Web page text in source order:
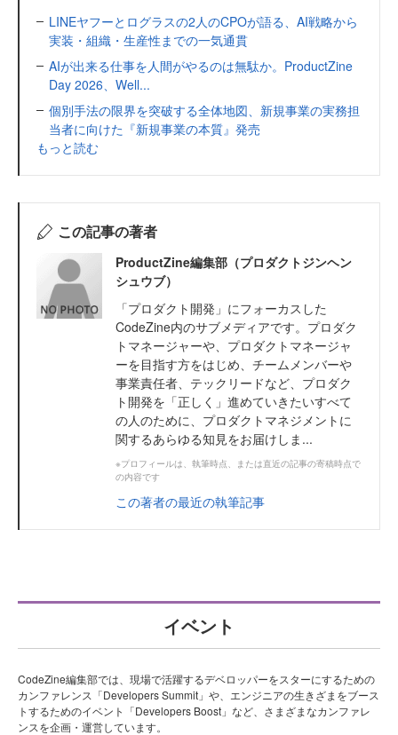
LINEヤフーとログラスの2人のCPOが語る、AI戦略から
実装・組織・生産性までの一気通貫
AIが出来る仕事を人間がやるのは無駄か。ProductZine
Day 2026、Well...
個別手法の限界を突破する全体地図、新規事業の実務担
当者に向けた『新規事業の本質』発売
もっと読む
この記事の著者
ProductZine編集部（プロダクトジンヘン
シュウブ）
「プロダクト開発」にフォーカスした
CodeZine内のサブメディアです。プロダク
トマネージャーや、プロダクトマネージャ
ーを目指す方をはじめ、チームメンバーや
事業責任者、テックリードなど、プロダク
ト開発を「正しく」進めていきたいすべて
の人のために、プロダクトマネジメントに
関するあらゆる知見をお届けしま...
※プロフィールは、執筆時点、または直近の記事の寄稿時点で
の内容です
この著者の最近の執筆記事
イベント
CodeZine編集部では、現場で活躍するデベロッパーをスターにするための
カンファレンス「Developers Summit」や、エンジニアの生きざまをブース
トするためのイベント「Developers Boost」など、さまざまなカンファレ
ンスを企画・運営しています。